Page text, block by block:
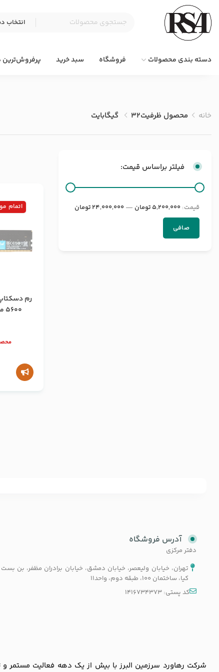
دسته بندی محصولات فروشگاه سبد خرید پرفروش‌ترین
خانه محصول ظرفیت32 گیگابایت
فیلتر براساس قیمت:
صافی
قيمت: 5,200,000 تومان — 24,000,000 تومان اتمام
رم
آدرس فروشگاه
دفتر مرکزی
تهران، خیابان ولیعصر، خیابان دمشق، خیابان برادران مظفر، بن بست
کیا، ساختمان 100، طبقه دوم، واحد11
کد پستی: 1416734373
شرکت رهاورد سرزمین البرز با بیش از یک دهه فعالیت مستمر و